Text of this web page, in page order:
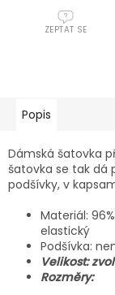
ZEPTAT SE
Popis
Dámská šatovka
šatovka se tak dá
podšívky, v
Materiál:
elastický
Podšívka:
Velikost:
Rozměry: